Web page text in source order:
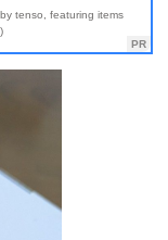
tenso, featuring items